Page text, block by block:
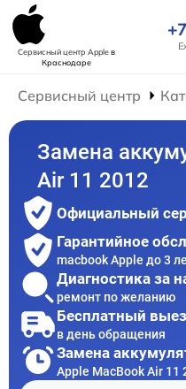
Сервисный центр Appleв
Краснодаре
Сервисный центр
Замена
Air 11 2012
Официальный
Гарантийное
macbook Apple до 3
Диагностика за
ремонт по желанию
Бесплатный
в день обращения
Замена
Apple MacBook Air 11